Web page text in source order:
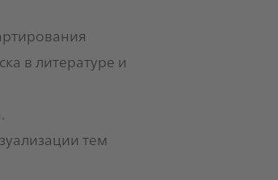
в литературе и
тем